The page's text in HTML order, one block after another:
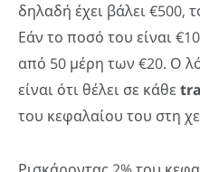
δηλαδή έχει βάλει €500,
Εάν το ποσό του είναι
από 50 μέρη των €20. Ο
είναι ότι θέλει σε κάθε
του κεφαλαίου του στη